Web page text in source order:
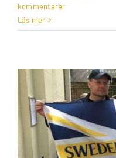
kommentarer
Läs mer